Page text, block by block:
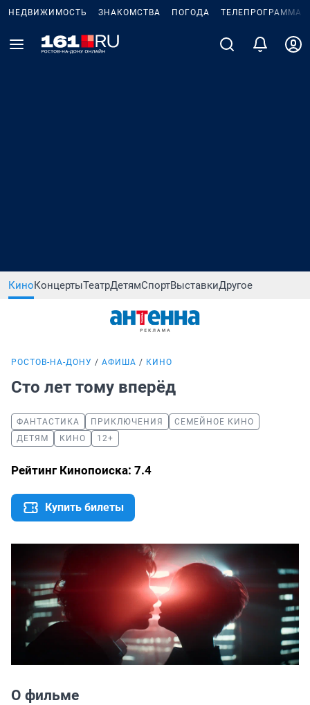
НЕДВИЖИМОСТЬ ЗНАКОМСТВА ПОГОДА ТЕЛЕПРОГРАММА
КиноКонцертыТеатрДетямСпортВыставкиДругое
РОСТОВ-НА-ДОНУ АФИША КИНО
Сто лет тому вперёд
ФАНТАСТИКА ПРИКЛЮЧЕНИЯ
СЕМЕЙНОЕ КИНО
ДЕТЯМ
КИНО 12+
Рейтинг Кинопоиска: 7.4
Купить билеты
О фильме